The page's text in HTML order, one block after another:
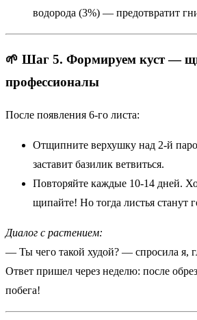
водорода (3%) — предотвратит
🌱 Шаг 5. Формируем куст —
профессионалы
После появления 6-го листа:
Отщипните верхушку над 2-й
заставит базилик ветвиться.
Повторяйте каждые 10-14 дней.
щипайте! Но тогда листья станут
Диалог с растением:
— Ты чего такой худой? — спросила я,
Ответ пришел через неделю: после
побега!